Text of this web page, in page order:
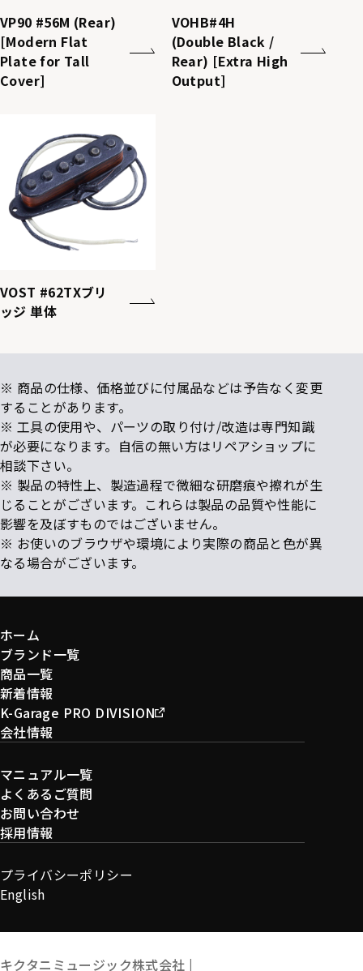
VP90 #56M (Rear)
[Modern Flat
Plate for Tall
Cover]
VOHB#4H
(Double Black /
Rear) [Extra High
Output]
VOST #62TXブリ
ッジ 単体
※ 商品の仕様、価格並びに付属品などは予告なく変更
することがあります。
※ 工具の使用や、パーツの取り付け/改造は専門知識
が必要になります。自信の無い方はリペアショップに
相談下さい。
※ 製品の特性上、製造過程で微細な研磨痕や擦れが生
じることがございます。これらは製品の品質や性能に
影響を及ぼすものではございません。
※ お使いのブラウザや環境により実際の商品と色が異
なる場合がございます。
ホーム
ブランド一覧
商品一覧
新着情報
K-Garage PRO DIVISION
会社情報
マニュアル一覧
よくあるご質問
お問い合わせ
採用情報
プライバシーポリシー
English
キクタニミュージック株式会社 |